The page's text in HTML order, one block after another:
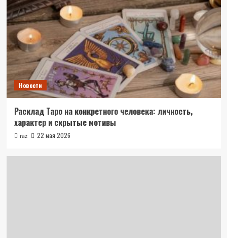
Новости
Расклад Таро на конкретного человека: личность,
характер и скрытые мотивы
raz 22 мая 2026